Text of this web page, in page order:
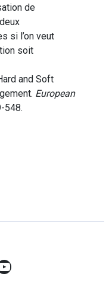
de
si l’on veut
soit
and Soft
European
548.